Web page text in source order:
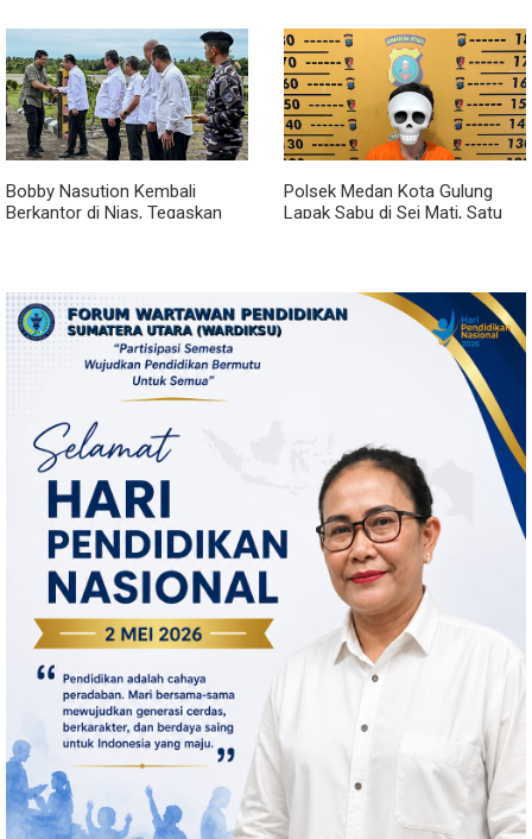
Bobby Nasution Kembali
Berkantor di Nias, Tegaskan
Polsek Medan Kota Gulung
Lapak Sabu di Sei Mati, Satu